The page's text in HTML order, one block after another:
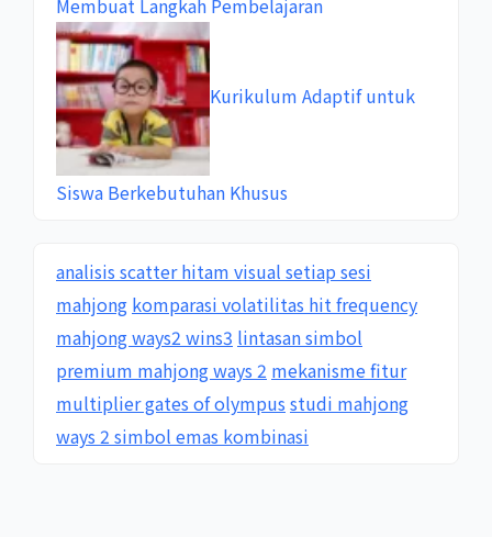
Membuat Langkah Pembelajaran
Kurikulum Adaptif untuk
Siswa Berkebutuhan Khusus
analisis scatter hitam visual setiap sesi
mahjong komparasi volatilitas hit frequency
mahjong ways2 wins3 lintasan simbol
premium mahjong ways 2 mekanisme fitur
multiplier gates of olympus studi mahjong
ways 2 simbol emas kombinasi